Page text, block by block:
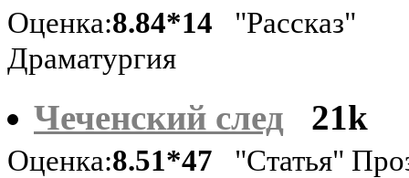
Оценка:8.84*14 "Рассказ"
Драматургия
Чеченский след
21k
Оценка:8.51*47 "Статья"